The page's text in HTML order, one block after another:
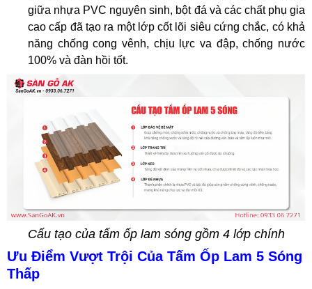
giữa nhựa PVC nguyên sinh, bột đá và các chất phụ gia
cao cấp đã tạo ra một lớp cốt lõi siêu cứng chắc, có khả
năng chống cong vênh, chịu lực va đập, chống nước
100% và đàn hồi tốt.
Cấu tạo của tấm ốp lam sóng gồm 4 lớp chính
Ưu Điểm Vượt Trội Của Tấm Ốp Lam 5 Sóng
Thấp